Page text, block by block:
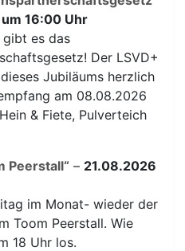
16:00 Uhr
gibt es das
Der LSVD+
Jubiläums herzlich
am 08.08.2026
& Fiete, Pulverteich
Peerstall“ – 21.08.2026
im Monat- wieder der
Toom Peerstall. Wie
18 Uhr los.